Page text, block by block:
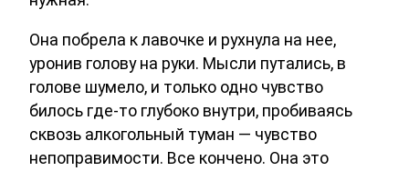
Она побрела к лавочке и рухнула на нее,
уронив голову на руки. Мысли путались, в
голове шумело, и только одно чувство
билось где-то глубоко внутри, пробиваясь
сквозь алкогольный туман — чувство
непоправимости. Все кончено. Она это